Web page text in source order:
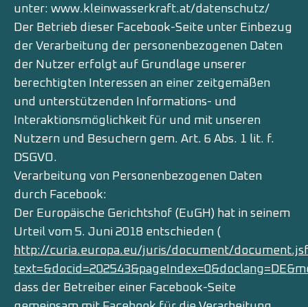
unter: www.kleinwasserkraft.at/datenschutz/
Der Betrieb dieser Facebook-Seite unter Einbezug
der Verarbeitung der personenbezogenen Daten
der Nutzer erfolgt auf Grundlage unserer
berechtigten Interessen an einer zeitgemäßen
und unterstützenden Informations- und
Interaktionsmöglichkeit für und mit unseren
Nutzern und Besuchern gem. Art. 6 Abs. 1 lit. f.
DSGVO.
Verarbeitung von Personenbezogenen Daten
durch Facebook:
Der Europäische Gerichtshof (EuGH) hat in seinem
Urteil vom 5. Juni 2018 entschieden (
http://curia.europa.eu/juris/document/
dass der Betreiber einer Facebook-Seite